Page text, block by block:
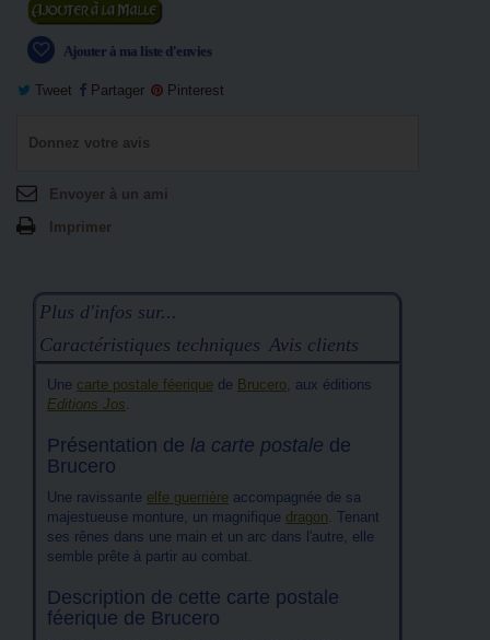
Ajouter au panier
Ajouter à ma liste d'envies
Tweet Partager Pinterest
Donnez votre avis
Envoyer à un ami
Imprimer
Plus d'infos sur...
Caractéristiques techniques Avis clients
Une carte postale féerique de Brucero, aux éditions
Editions Jos.
Présentation de la carte postale de
Brucero
Une ravissante elfe guerrière accompagnée de sa
majestueuse monture, un magnifique dragon. Tenant
ses rênes dans une main et un arc dans l'autre, elle
semble prête à partir au combat.
Description de cette carte postale
féerique de Brucero